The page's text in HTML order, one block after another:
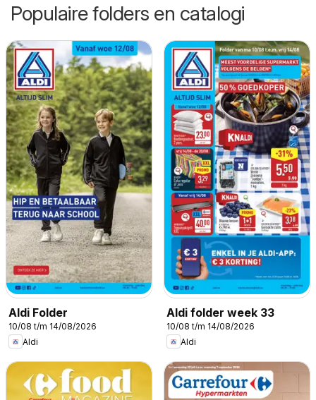
Populaire folders en catalogi
Aldi Folder
10/08 t/m 14/08/2026
Aldi
Aldi folder week 33
10/08 t/m 14/08/2026
Aldi